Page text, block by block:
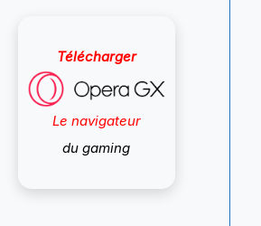
Télécharger
Le navigateur
du gaming